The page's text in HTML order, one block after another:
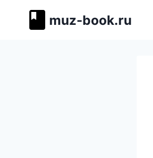
muz-book.ru